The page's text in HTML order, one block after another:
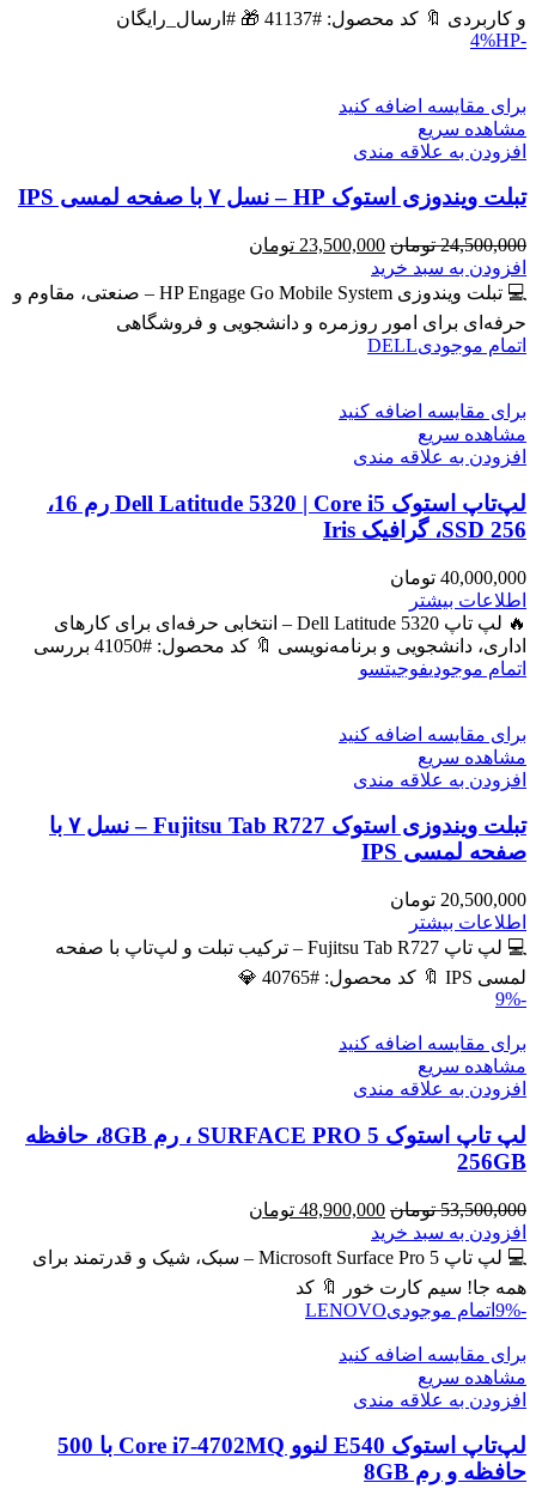
است.
و کاربردی 🔖 کد محصول: #41137 🎁 #ارسال_رایگان
-4%
HP
برای مقایسه اضافه کنید
مشاهده سریع
افزودن به علاقه مندی
تبلت ویندوزی استوک HP – نسل ۷ با صفحه لمسی IPS
24,500,000 تومان قیمت
اصلی
24,500,000 تومان
23,500,000 تومان
23,500,000 تومان
افزودن به سبد خرید
💻 تبلت ویندوزی HP Engage Go Mobile System – صنعتی، مقاوم و
حرفه‌ای برای امور روزمره و دانشجویی و فروشگاهی
اتمام موجودیDELL
برای مقایسه اضافه کنید
مشاهده سریع
افزودن به علاقه مندی
لپ‌تاپ استوک Dell Latitude 5320 | Core i5 رم 16،
SSD 256، گرافیک Iris
40,000,000 تومان
اطلاعات بیشتر
🔥 لپ تاپ Dell Latitude 5320 – انتخابی حرفه‌ای برای کارهای
اداری، دانشجویی و برنامه‌نویسی 🔖 کد محصول: #41050 بررسی
اتمام موجودیفوجیتسو
برای مقایسه اضافه کنید
مشاهده سریع
افزودن به علاقه مندی
تبلت ویندوزی استوک Fujitsu Tab R727 – نسل ۷ با
صفحه لمسی IPS
20,500,000 تومان
اطلاعات بیشتر
💻 لپ تاپ Fujitsu Tab R727 – ترکیب تبلت و لپ‌تاپ با صفحه
لمسی IPS 🔖 کد محصول: #40765 💎
-9%
برای مقایسه اضافه کنید
مشاهده سریع
افزودن به علاقه مندی
لپ تاپ استوک SURFACE PRO 5 ، رم 8GB، حافظه
256GB
53,500,000 تومان قیمت
اصلی
53,500,000 تومان
48,900,000 تومان
48,900,000 تومان
افزودن به سبد خرید
💻 لپ تاپ Microsoft Surface Pro 5 – سبک، شیک و قدرتمند برای
همه جا! سیم کارت خور 🔖 کد
-9%
اتمام موجودیLENOVO
برای مقایسه اضافه کنید
مشاهده سریع
افزودن به علاقه مندی
لپ‌تاپ استوک E540 لنوو Core i7-4702MQ با 500
حافظه و رم 8GB